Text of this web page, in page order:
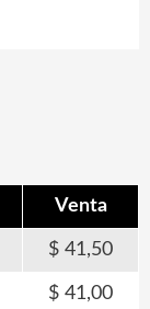
Venta
41,50
41,00